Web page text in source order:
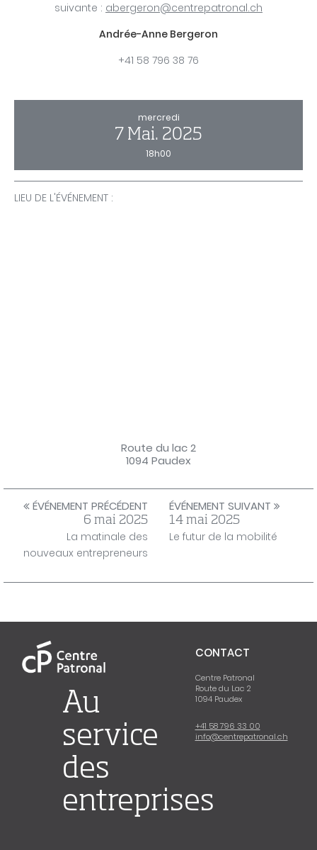
suivante : abergeron@centrepatronal.ch
Andrée-Anne Bergeron
+41 58 796 38 76
mercredi
7 Mai. 2025
18h00
LIEU DE L'ÉVÉNEMENT :
Route du lac 2
1094 Paudex
Navigation
l'événement
ÉVÉNEMENT PRÉCÉDENT
6 mai 2025
La matinale des
nouveaux entrepreneurs
ÉVÉNEMENT SUIVANT
14 mai 2025
Le futur de la mobilité
Au
service
des
entreprises
CONTACT
Centre Patronal
Route du Lac 2
1094 Paudex
+41 58 796 33 00
info@centrepatronal.ch